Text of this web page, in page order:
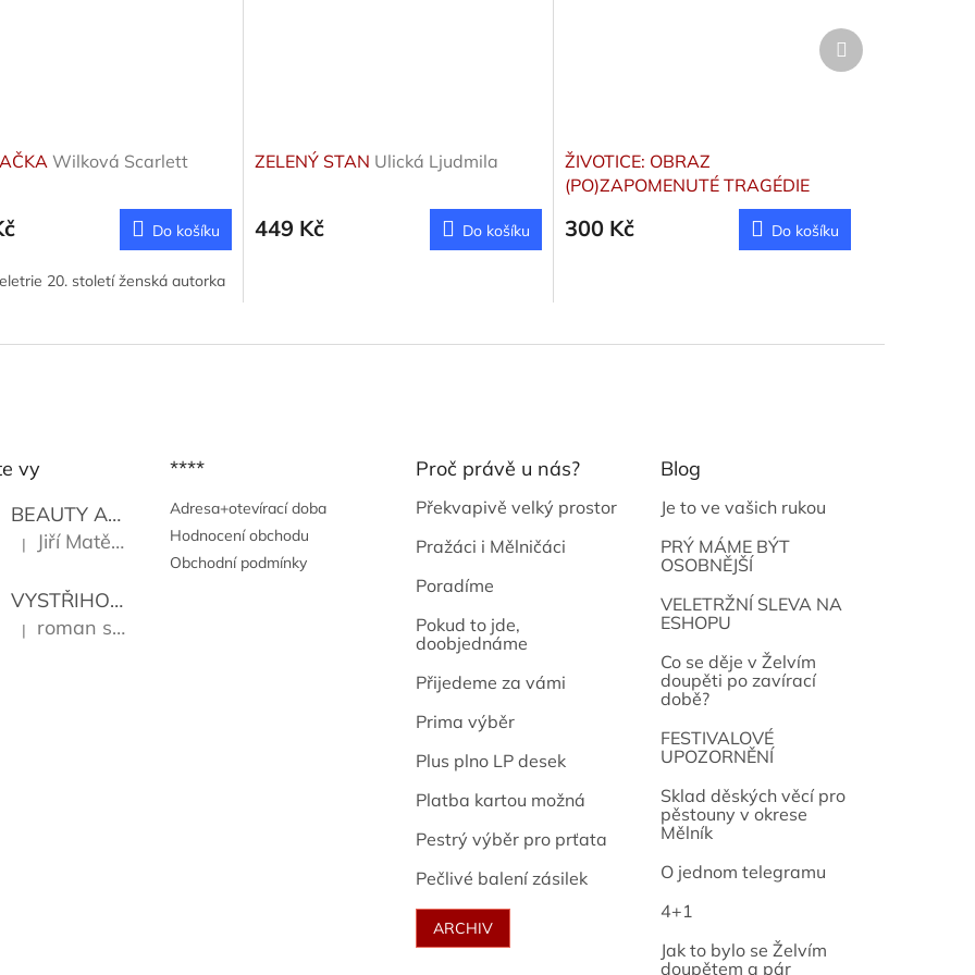
Wilková Scarlett
Do košíku
20. století ženská autorka
ZELENÝ STAN Ulická Ljudmila
449 Kč Do košíku
ŽIVOTICE: OBRAZ
(PO)ZAPOMENUTÉ TRAGÉDIE
300 Kč Do košíku
Další
produkt
vy
BEAUTY AND THE BEAT
Go Go's
Hodnocení produktu je 5 z 5 hvězdiček.
| Jiří Matějů
VYSTŘIHOVÁNKY - PRAŽSKÉ PAMÁTKY Kropáček Josef
Hodnocení produktu je 5 z 5 hvězdiček.
| roman sekanina
****
Adresa+otevírací doba
Hodnocení obchodu
Obchodní podmínky
Proč právě u nás?
Překvapivě velký prostor
Pražáci i Mělničáci
Poradíme
Pokud to jde,
doobjednáme
Přijedeme za vámi
Prima výběr
Plus plno LP desek
Platba kartou možná
Pestrý výběr pro prťata
Pečlivé balení zásilek
ARCHIV
Blog
Je to ve vašich rukou
PRÝ MÁME BÝT
OSOBNĚJŠÍ
VELETRŽNÍ SLEVA NA
ESHOPU
Co se děje v Želvím
doupěti po zavírací
době?
FESTIVALOVÉ
UPOZORNĚNÍ
Sklad děských věcí pro
pěstouny v okrese
Mělník
O jednom telegramu
4+1
Jak to bylo se Želvím
doupětem a pár